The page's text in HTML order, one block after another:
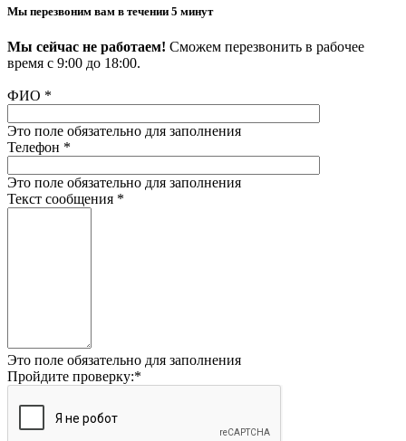
Мы перезвоним вам в течении 5 минут
Мы сейчас не работаем! Сможем перезвонить в рабочее
время с 9:00 до 18:00.
ФИО *
Это поле обязательно для заполнения
Телефон *
Это поле обязательно для заполнения
Текст сообщения *
Это поле обязательно для заполнения
Пройдите проверку:*